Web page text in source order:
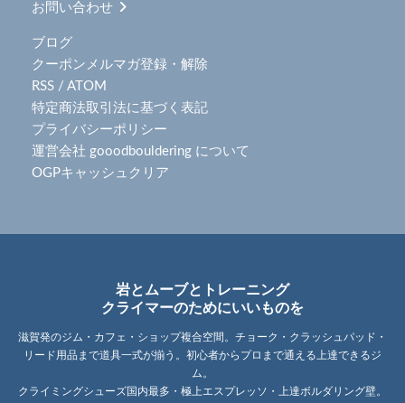
お問い合わせ
ブログ
クーポンメルマガ登録・解除
RSS / ATOM
特定商法取引法に基づく表記
プライバシーポリシー
運営会社 gooodbouldering について
OGPキャッシュクリア
岩とムーブとトレーニング
クライマーのためにいいものを
滋賀発のジム・カフェ・ショップ複合空間。チョーク・クラッシュパッド・
リード用品まで道具一式が揃う。初心者からプロまで通える上達できるジ
ム。
クライミングシューズ国内最多・極上エスプレッソ・上達ボルダリング壁。